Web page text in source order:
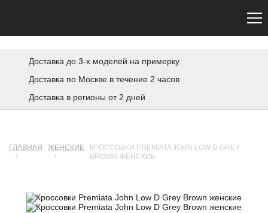
Доставка до 3-х моделей на примерку
Доставка по Москве в течение 2 часов
Доставка в регионы от 2 дней
ГЛАВНАЯ
/
ЖЕНСКИЕ
/
КРОССОВКИ PREMIATA JOHN LOW D GREY
BROWN ЖЕНСКИЕ